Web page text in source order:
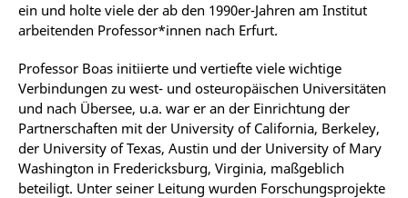
ein und holte viele der ab den 1990er-Jahren am Institut
arbeitenden Professor*innen nach Erfurt.
Professor Boas initiierte und vertiefte viele wichtige
Verbindungen zu west- und osteuropäischen Universitäten
und nach Übersee, u.a. war er an der Einrichtung der
Partnerschaften mit der University of California, Berkeley,
der University of Texas, Austin und der University of Mary
Washington in Fredericksburg, Virginia, maßgeblich
beteiligt. Unter seiner Leitung wurden Forschungsprojekte